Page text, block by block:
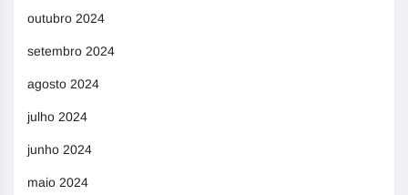
outubro 2024
setembro 2024
agosto 2024
julho 2024
junho 2024
maio 2024